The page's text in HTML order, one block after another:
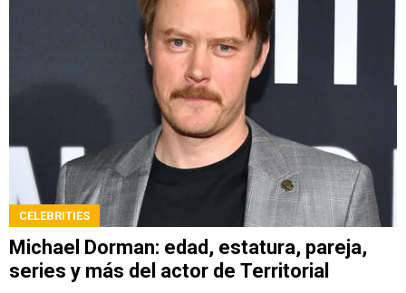
CELEBRITIES
Michael Dorman: edad, estatura, pareja,
series y más del actor de Territorial